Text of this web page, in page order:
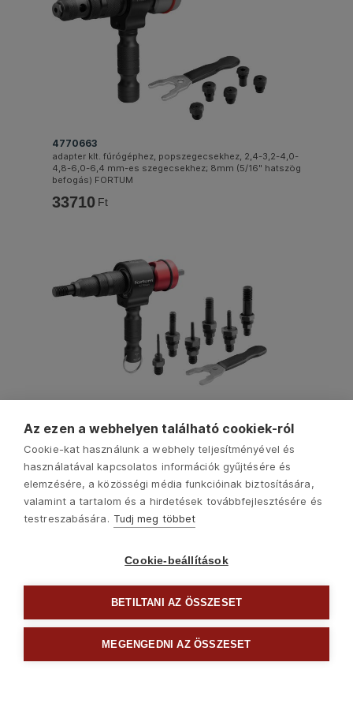
4770663
adapter klt. fúrógéphez, popszegecsekhez, 2,4-3,2-4,0-
4,8-6,0-6,4 mm-es szegecsekhez; 8mm (5/16" hatszög
befogás) FORTUM
33710 Ft
adapter klt. fúrógéphez, POP-NUT szegecsanyákhoz, 6
db, M3-M4-M5-M6-M8-M10-M12; 8 mm (5/16") hatszög
befogás, FORTUM
38010
Az ezen a webhelyen található cookiek-ról
Cookie-kat használunk a webhely teljesítményével és
használatával kapcsolatos információk gyűjtésére és
elemzésére, a közösségi média funkcióinak biztosítására,
valamint a tartalom és a hirdetések továbbfejlesztésére és
testreszabására. Tudj meg többet
Cookie-beállítások
BETILTANI AZ ÖSSZESET
MEGENGEDNI AZ ÖSSZESET